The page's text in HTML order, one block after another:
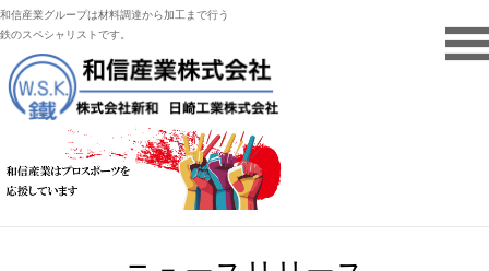
和信産業グループは材料調達から加工まで行う
鉄のスペシャリストです。